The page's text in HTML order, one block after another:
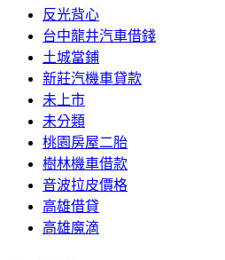
反光背心
台中龍井汽車借錢
土城當鋪
新莊汽機車貸款
未上市
未分類
桃園房屋二胎
樹林機車借款
音波拉皮價格
高雄借貸
高雄魔滴